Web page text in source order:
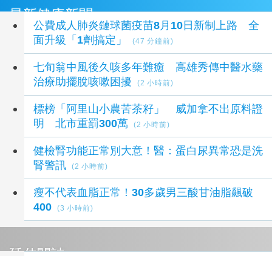
最新健康新聞
公費成人肺炎鏈球菌疫苗8月10日新制上路 全
面升級「1劑搞定」
(47 分鐘前)
七旬翁中風後久咳多年難癒 高雄秀傳中醫水藥
治療助擺脫咳嗽困擾
(2 小時前)
標榜「阿里山小農苦茶籽」 威加拿不出原料證
明 北市重罰300萬
(2 小時前)
健檢腎功能正常別大意！醫：蛋白尿異常恐是洗
腎警訊
(2 小時前)
瘦不代表血脂正常！30多歲男三酸甘油脂飆破
400
(3 小時前)